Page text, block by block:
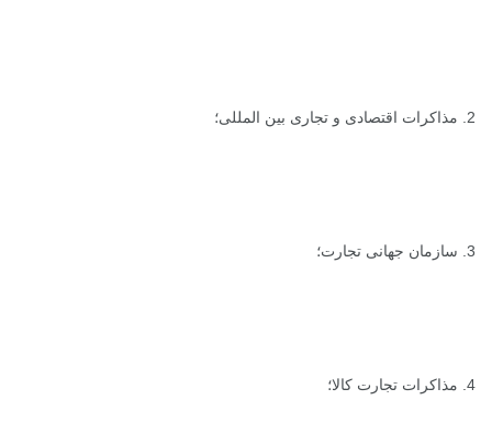
2. مذاکرات اقتصادی و تجاری بین المللی؛
3. سازمان جهانی تجارت؛
4. مذاکرات تجارت کالا؛